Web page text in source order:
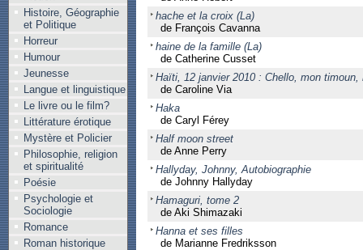
Histoire, Géographie
et Politique
Horreur
Humour
Jeunesse
Langue et linguistique
Le livre ou le film?
Littérature érotique
Mystère et Policier
Philosophie, religion
et spiritualité
Poésie
Psychologie et
Sociologie
Romance
Roman historique
hache et la croix (La)
de François Cavanna
haine de la famille (La)
de Catherine Cusset
Haïti, 12 janvier 2010 : Chello, mon timoun,
de Caroline Via
Haka
de Caryl Férey
Half moon street
de Anne Perry
Hallyday, Johnny, Autobiographie
de Johnny Hallyday
Hamaguri, tome 2
de Aki Shimazaki
Hanna et ses filles
de Marianne Fredriksson